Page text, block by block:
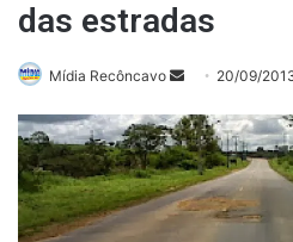
das estradas
Mídia Recôncavo
Mande
e-
mail
20/09/